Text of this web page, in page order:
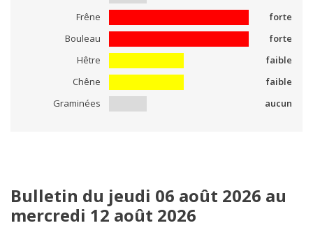
Frêne
forte
Bouleau
forte
Hêtre
faible
Chêne
faible
Graminées
aucun
Bulletin du jeudi 06 août 2026 au
mercredi 12 août 2026